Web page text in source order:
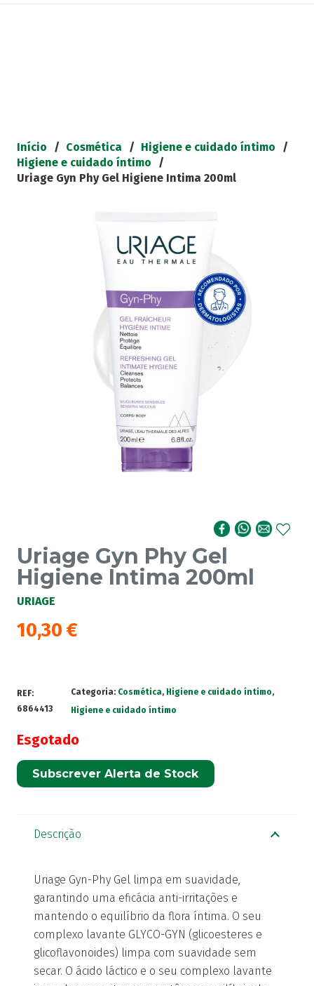
Início / Cosmética / Higiene e cuidado íntimo
/
Higiene e cuidado íntimo
/
Uriage Gyn Phy Gel Higiene Intima 200ml
Uriage Gyn Phy Gel
Higiene Intima 200ml
URIAGE
10,30 €
REF:
6864413
Categoria: Cosmética, Higiene e cuidado íntimo,
Higiene e cuidado íntimo
Esgotado
Subscrever Alerta de Stock
Descrição
Uriage Gyn-Phy Gel limpa em suavidade,
garantindo uma eficácia anti-irritações e
mantendo o equilíbrio da flora íntima. O seu
complexo lavante GLYCO-GYN (glicoesteres e
glicoflavonoides) limpa com suavidade sem
secar. O ácido láctico e o seu complexo lavante